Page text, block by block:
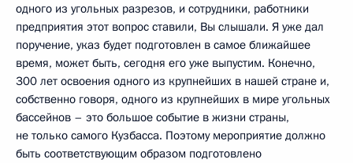
одного из угольных разрезов, и сотрудники, работники
предприятия этот вопрос ставили, Вы слышали. Я уже дал
поручение, указ будет подготовлен в самое ближайшее
время, может быть, сегодня его уже выпустим. Конечно,
300 лет освоения одного из крупнейших в нашей стране и,
собственно говоря, одного из крупнейших в мире угольных
бассейнов – это большое событие в жизни страны,
не только самого Кузбасса. Поэтому мероприятие должно
быть соответствующим образом подготовлено